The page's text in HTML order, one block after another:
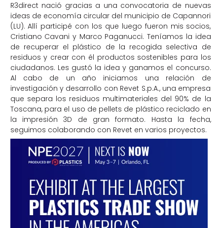
R3direct nació gracias a una convocatoria de nuevas
ideas de economía circular del municipio de Capannori
(LU). Allí participé con los que luego fueron mis socios,
Cristiano Cavani y Marco Paganucci. Teníamos la idea
de recuperar el plástico de la recogida selectiva de
residuos y crear con él productos sostenibles para los
ciudadanos. Les gustó la idea y ganamos el concurso.
Al cabo de un año iniciamos una relación de
investigación y desarrollo con Revet S.p.A., una empresa
que separa los residuos multimateriales del 90% de la
Toscana, para el uso de pellets de plástico reciclado en
la impresión 3D de gran formato. Hasta la fecha,
seguimos colaborando con Revet en varios proyectos.